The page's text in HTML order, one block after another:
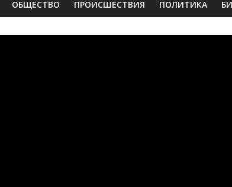
ОБЩЕСТВО ПРОИСШЕСТВИЯ ПОЛИТИКА